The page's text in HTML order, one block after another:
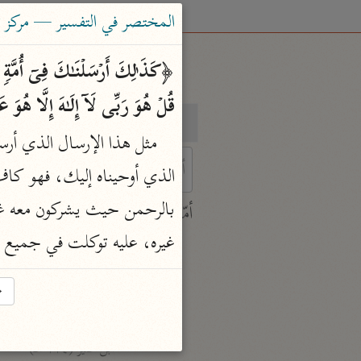
بحث تفسير
characters for results.
أمّهات
جامع البيان
ابن جرير الطبري (٣١٠ هـ)
ابن كثير (٧٧٤ هـ)
المختصر في التفسير — مركز
قُلۡ هُوَ رَبِّی لَاۤ إِلَـٰهَ إِلَّا
غيره، عليه توكلت في جميع